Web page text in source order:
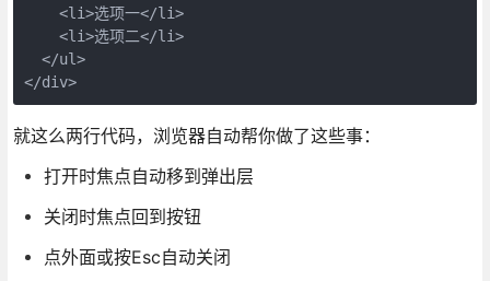
    <li>选项一</li>
    <li>选项二</li>
  </ul>
</div>
就这么两行代码，浏览器自动帮你做了这些事：
打开时焦点自动移到弹出层
关闭时焦点回到按钮
点外面或按Esc自动关闭